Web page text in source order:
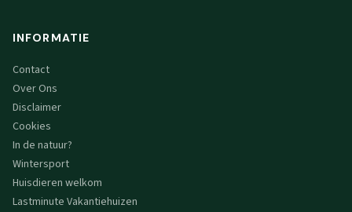
INFORMATIE
Contact
Over Ons
Disclaimer
Cookies
In de natuur?
Wintersport
Huisdieren welkom
Lastminute Vakantiehuizen